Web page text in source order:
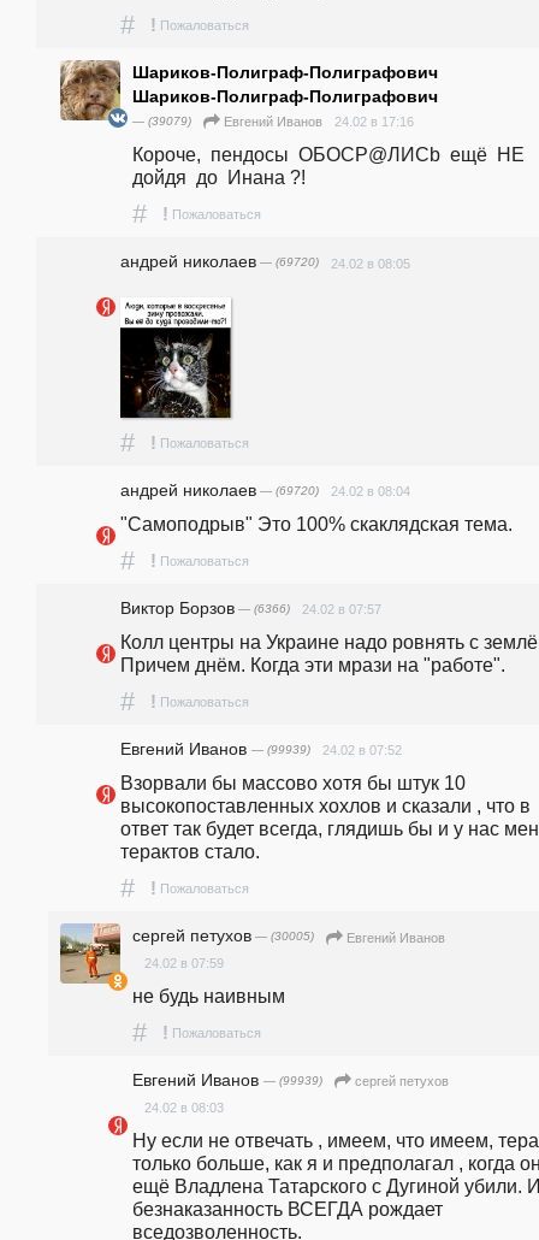
# ! Пожаловаться
Шариков-Полиграф-Полиграфович
Шариков-Полиграф-Полиграфович
— (39079) Евгений Иванов 24.02 в 17:16
Короче,  пендосы  OБOCP@ЛИCb  ещё  НЕ
дойдя  до  Инана ?!
# ! Пожаловаться
андpeй николаев — (69720) 24.02 в 08:05
# ! Пожаловаться
андpeй николаев — (69720) 24.02 в 08:04
"Самоподрыв" Это 100% скаклядская тема.
# ! Пожаловаться
Виктор Борзов — (6366) 24.02 в 07:57
Колл центры на Украине надо ровнять с
Причем днём. Когда эти мрази на "работе".
# ! Пожаловаться
Евгений Иванов — (99939) 24.02 в 07:52
Взорвали бы массово хотя бы штук 10
высокопоставленных хохлов и сказали , что в
ответ так будет всегда, глядишь бы и у нас
терактов стало.
# ! Пожаловаться
сергей петухов — (30005)
Евгений Иванов
24.02 в 07:59
не будь наивным
# ! Пожаловаться
Евгений Иванов — (99939)
сергей петухов
24.02 в 08:03
Ну если не отвечать , имеем, что имеем,
только больше, как я и предполагал , когда
ещё Владлена Татарского с Дугиной убили.
безнаказанность ВСЕГДА рождает
вседозволенность.